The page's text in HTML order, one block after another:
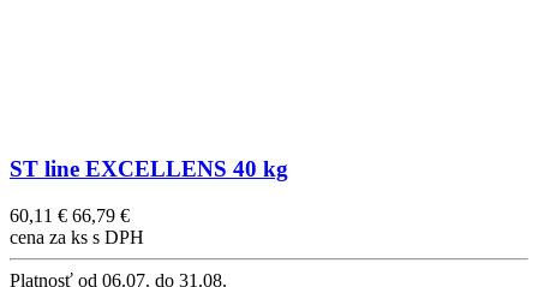
ST line EXCELLENS 40 kg
60,11 € 66,79 €
cena za ks s DPH
Platnosť od 06.07. do 31.08.